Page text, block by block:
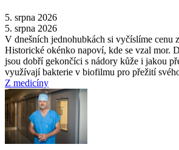
5. srpna 2026
5. srpna 2026
V dnešních jednohubkách si vyčíslíme cenu
Historické okénko napoví, kde se vzal mor.
jsou dobří gekončíci s nádory kůže i jakou
využívají bakterie v biofilmu pro přežití
Z medicíny